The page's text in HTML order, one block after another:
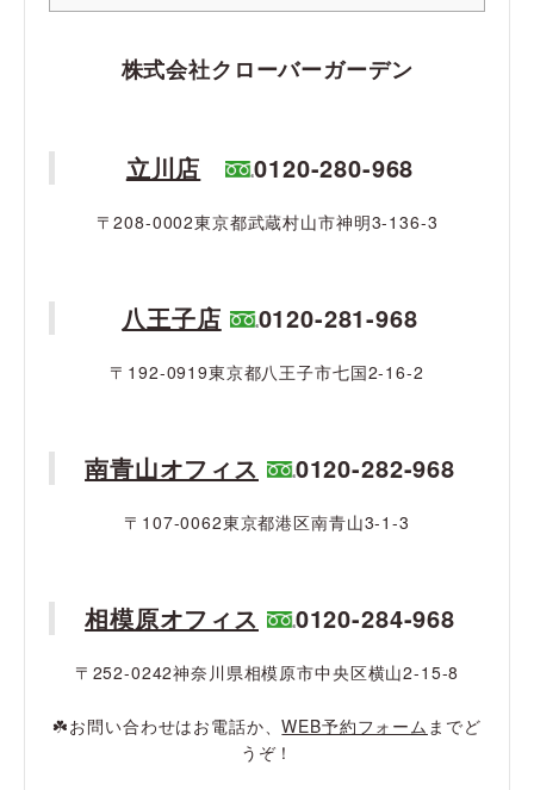
株式会社クローバーガーデン
立川店 0120-280-968
〒208-0002東京都武蔵村山市神明3-136-3
八王子店 0120-281-968
〒192-0919東京都八王子市七国2-16-2
南青山オフィス 0120-282-968
〒107-0062東京都港区南青山3-1-3
相模原オフィス 0120-284-968
〒252-0242神奈川県相模原市中央区横山2-15-8
☘️お問い合わせはお電話か、WEB予約フォーム までど
うぞ！